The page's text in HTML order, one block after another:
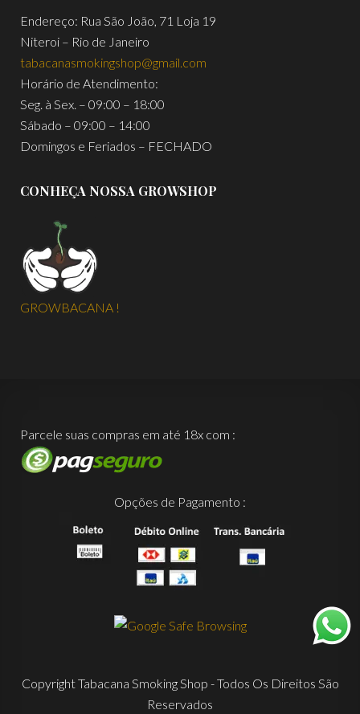
Endereço: Rua São João, 71 Loja 19
Niteroi – Rio de Janeiro
tabacanasmokingshop@gmail.com
Horário de Atendimento:
Seg. à Sex. – 09:00 – 18:00
Sábado – 09:00 – 14:00
Domingos e Feriados – FECHADO
CONHEÇA NOSSA GROWSHOP
GROWBACANA !
Parcele suas compras em até 18x com :
Opções de Pagamento :
Copyright Tabacana Smoking Shop - Todos Os Direitos São
Reservados